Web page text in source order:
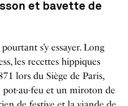
et bavette de
s’y essayer. Long
les recettes hippiques
lors du Siège de Paris,
pot-au-feu et un miroton de